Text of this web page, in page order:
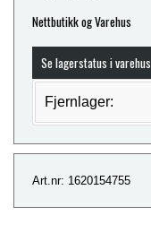
Nettbutikk og Varehus
Se lagerstatus i varehus
Fjernlager:
Art.nr: 1620154755